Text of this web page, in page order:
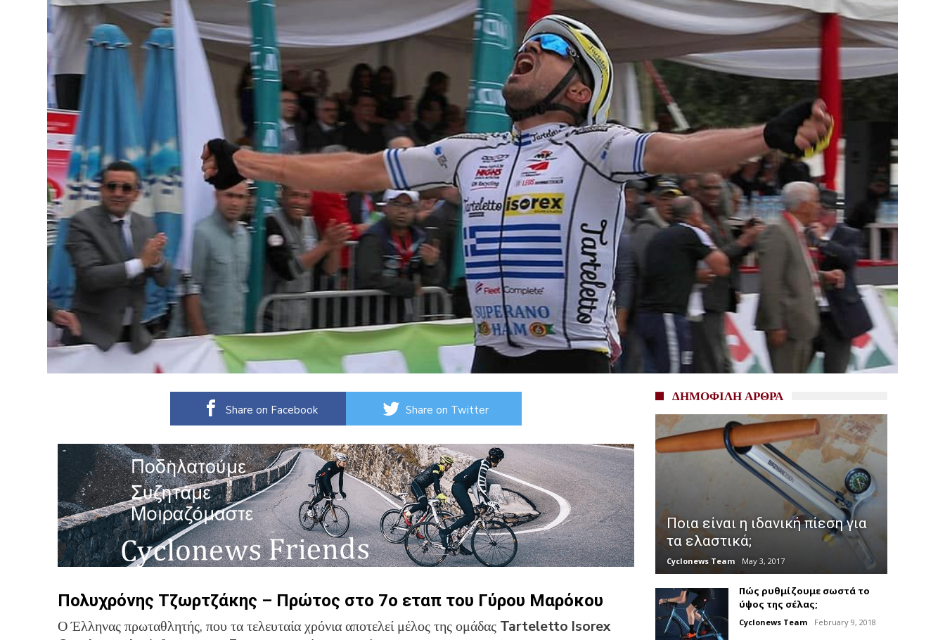
Share on Facebook Share on Twitter
Πολυχρόνης Τζωρτζάκης – Πρώτος στο 7ο εταπ του Γύρου Μαρόκου
Ο Έλληνας πρωταθλητής, που τα τελευταία χρόνια αποτελεί μέλος της ομάδας Tarteletto Isorex
ΔΗΜΟΦΙΛΗ ΑΡΘΡΑ
Ποια είναι η ιδανική πίεση για
τα ελαστικά;
Cyclonews Team May 3, 2017
Πώς ρυθμίζουμε σωστά το
ύψος της σέλας;
Cyclonews Team February 9, 2018